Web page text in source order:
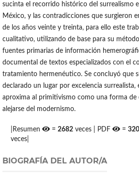
sucinta el recorrido histórico del surrealismo
México, y las contradicciones que surgieron
de los años veinte y treinta, para ello este
cualitativo, utilizando de base para su
fuentes primarias de información
documental de textos especializados con el
tratamiento hermenéutico. Se concluyó que
declarado un lugar por excelencia surrealista,
aproxima al primitivismo como una forma de
alejarse del modernismo.
|Resumen =2682 veces | PDF =320
veces|
BIOGRAFÍA DEL AUTOR/A